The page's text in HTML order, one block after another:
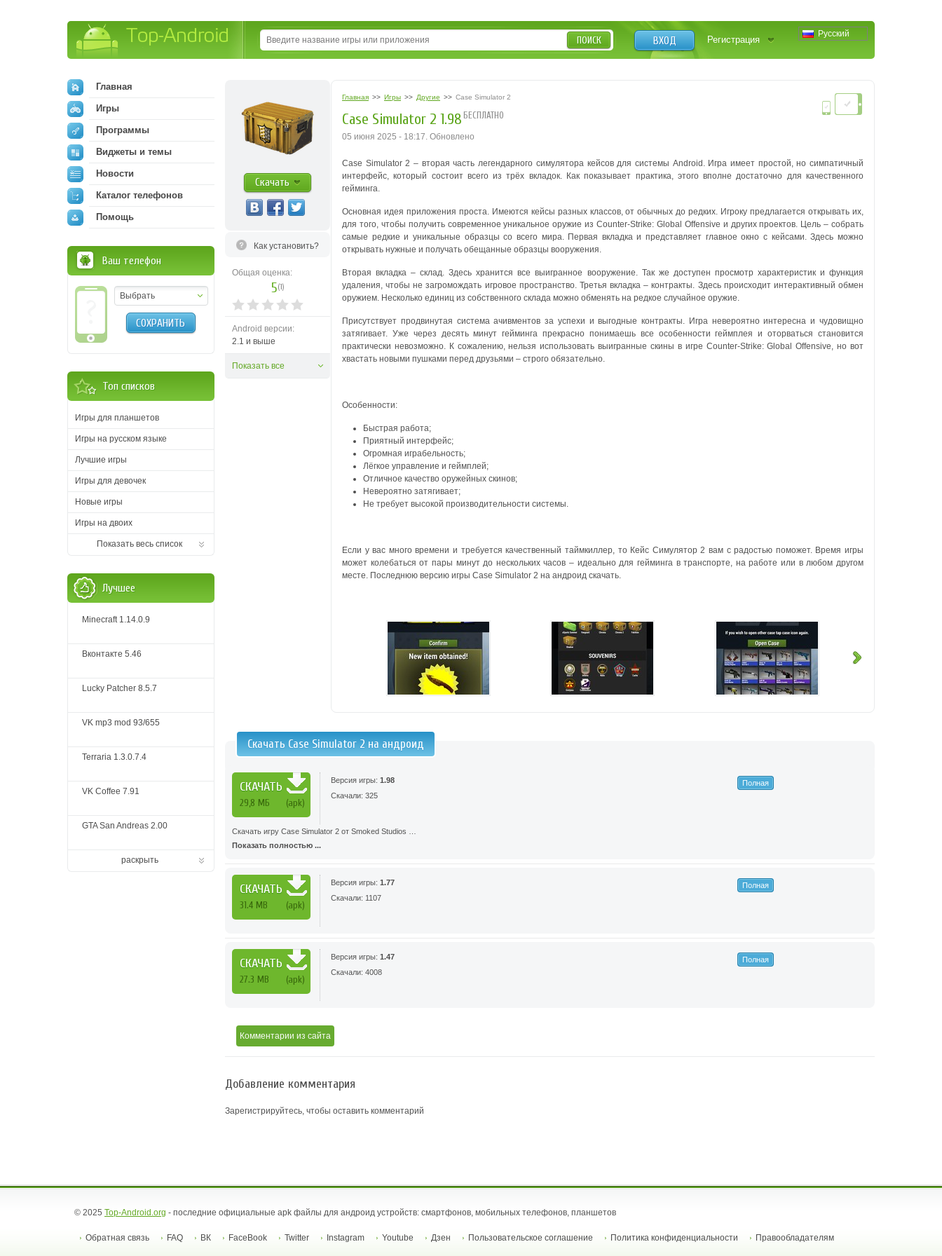
Русский
ВХОД Регистрация
ПОИСК
Скачать
Как установить?
Общая оценка:
5(1)
Android версии:
2.1 и выше
Показать все
Главная >> Игры >> Другие >> Case Simulator 2
Case Simulator 2 1.98 БЕСПЛАТНО
05 июня 2025 - 18:17. Обновлено
Case Simulator 2 – вторая часть легендарного симулятора кейсов для системы Android. Игра имеет простой, но симпатичный
интерфейс, который состоит всего из трёх вкладок. Как показывает практика, этого вполне достаточно для качественного
гейминга.
Основная идея приложения проста. Имеются кейсы разных классов, от обычных до редких. Игроку предлагается открывать их,
для того, чтобы получить современное уникальное оружие из Counter-Strike: Global Offensive и других проектов. Цель – собрать
самые редкие и уникальные образцы со всего мира. Первая вкладка и представляет главное окно с кейсами. Здесь можно
открывать нужные и получать обещанные образцы вооружения.
Вторая вкладка – склад. Здесь хранится все выигранное вооружение. Так же доступен просмотр характеристик и функция
удаления, чтобы не загромождать игровое пространство. Третья вкладка – контракты. Здесь происходит интерактивный обмен
оружием. Несколько единиц из собственного склада можно обменять на редкое случайное оружие.
Присутствует продвинутая система ачивментов за успехи и выгодные контракты. Игра невероятно интересна и чудовищно
затягивает. Уже через десять минут гейминга прекрасно понимаешь все особенности геймплея и оторваться становится
практически невозможно. К сожалению, нельзя использовать выигранные скины в игре Counter-Strike: Global Offensive, но вот
хвастать новыми пушками перед друзьями – строго обязательно.
Особенности:
Быстрая работа;
Приятный интерфейс;
Огромная играбельность;
Лёгкое управление и геймплей;
Отличное качество оружейных скинов;
Невероятно затягивает;
Не требует высокой производительности системы.
Если у вас много времени и требуется качественный таймкиллер, то Кейс Симулятор 2 вам с радостью поможет. Время игры
может колебаться от пары минут до нескольких часов – идеально для гейминга в транспорте, на работе или в любом другом
месте. Последнюю версию игры Case Simulator 2 на андроид скачать.
Скачать Case Simulator 2 на андроид
СКАЧАТЬ
29,8 МБ (apk)
Версия игры: 1.98
Скачали: 325
Полная
Скачать игру Case Simulator 2 от Smoked Studios …
Показать полностью ...
СКАЧАТЬ
31.4 MB (apk)
Версия игры: 1.77
Скачали: 1107
Полная
СКАЧАТЬ
27.3 MB (apk)
Версия игры: 1.47
Скачали: 4008
Полная
Комментарии из сайта
Добавление комментария
Зарегистрируйтесь, чтобы оставить комментарий
Главная
Игры
Программы
Виджеты и темы
Новости
Каталог телефонов
Помощь
Ваш телефон
Выбрать
СОХРАНИТЬ
Топ списков
Игры для планшетов
Игры на русском языке
Лучшие игры
Игры для девочек
Новые игры
Игры на двоих
Показать весь список
Лучшее
Minecraft 1.14.0.9
Вконтакте 5.46
Lucky Patcher 8.5.7
VK mp3 mod 93/655
Terraria 1.3.0.7.4
VK Coffee 7.91
GTA San Andreas 2.00
раскрыть
© 2025 Top-Android.org - последние официальные apk файлы для андроид устройств: смартфонов, мобильных телефонов, планшетов
Обратная связь FAQ ВК FaceBook Twitter Instagram Youtube Дзен Пользовательское соглашение Политика конфиденциальности Правообладателям